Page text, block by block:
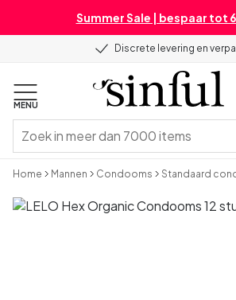
Summer Sale | bespaar tot
Discrete levering en
MENU
Home Mannen Condooms Standaard